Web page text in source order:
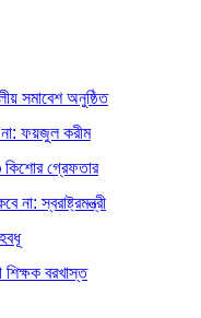
সমাবেশ অনুষ্ঠিত
না: ফয়জুল করীম
কিশোর গ্রেফতার
স্বরাষ্ট্রমন্ত্রী
শিক্ষক বরখাস্ত